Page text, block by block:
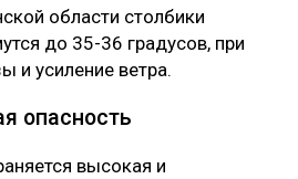
области столбики
до 35-36 градусов, при
и усиление ветра.
опасность
высокая и